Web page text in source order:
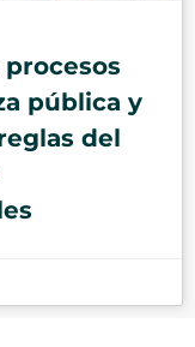
pública y
del